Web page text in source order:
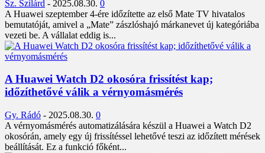
Sz. Szilárd - 2025.08.30. 0
A Huawei szeptember 4-ére időzítette az első Mate TV hivatalos
bemutatóját, amivel a „Mate” zászlóshajó márkanevet új kategóriába
vezeti be. A vállalat eddig is...
A Huawei Watch D2 okosóra frissítést kap;
időzíthetővé válik a vérnyomásmérés
Gy. Rádó - 2025.08.30. 0
A vérnyomásmérés automatizálására készül a Huawei a Watch D2
okosórán, amely egy új frissítéssel lehetővé teszi az időzített mérések
beállítását. Ez a funkció főként...